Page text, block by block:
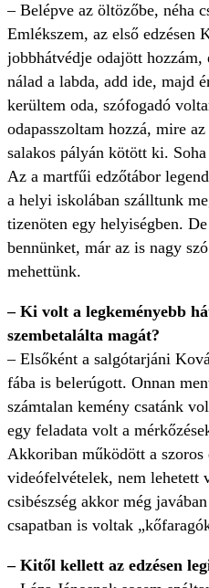
– Belépve az öltözőbe, néha
Emlékszem, az első edzésen
jobbhátvédje odajött
nálad a labda, add ide, majd
kerültem oda, szófogadó
odapasszoltam hozzá, mire
salakos pályán kötött ki.
Az a martfűi edzőtábor
a helyi iskolában szálltunk
tizenöten egy helyiségben.
bennünket, már az is nagy
mehettünk.
– Ki volt a legkeményebb
szembetalálta magát?
– Elsőként a salgótarjáni
fába is belerúgott. Onnan
számtalan kemény csatánk
egy feladata volt a
Akkoriban működött a
videófelvételek, nem lehetett
csibészség akkor még
csapatban is voltak
– Kitől kellett az edzésen